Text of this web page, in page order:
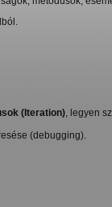
(Iteration), legyen
(debugging).